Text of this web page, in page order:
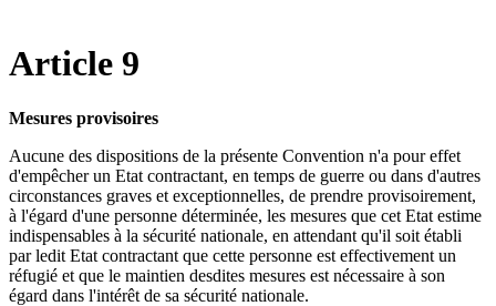
Article 9
Mesures provisoires
Aucune des dispositions de la présente Convention n'a pour effet
d'empêcher un Etat contractant, en temps de guerre ou dans d'autres
circonstances graves et exceptionnelles, de prendre provisoirement,
à l'égard d'une personne déterminée, les mesures que cet Etat estime
indispensables à la sécurité nationale, en attendant qu'il soit établi
par ledit Etat contractant que cette personne est effectivement un
réfugié et que le maintien desdites mesures est nécessaire à son
égard dans l'intérêt de sa sécurité nationale.